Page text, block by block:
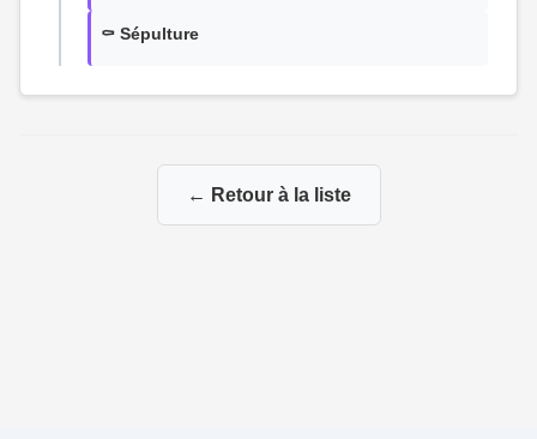
⚰️ Sépulture
← Retour à la liste